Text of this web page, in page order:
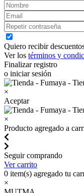
Quiero recibir
Ver los términos y
Finalizar registro
o iniciar sesión
×
Aceptar
×
Producto agregado a
Seguir comprando
Ver carrito
0 item(s) agregado tu
×